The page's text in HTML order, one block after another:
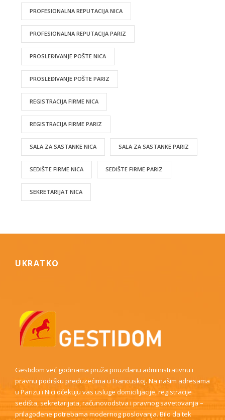
PROFESIONALNA REPUTACIJA NICA
PROFESIONALNA REPUTACIJA PARIZ
PROSLEĐIVANJE POŠTE NICA
PROSLEĐIVANJE POŠTE PARIZ
REGISTRACIJA FIRME NICA
REGISTRACIJA FIRME PARIZ
SALA ZA SASTANKE NICA SALA ZA SASTANKE PARIZ
SEDIŠTE FIRME NICA SEDIŠTE FIRME PARIZ
SEKRETARIJAT NICA
UKRATKO
Gestidom već godinama pruža pouzdanu administrativnu i
pravnu podršku preduzećima u Francuskoj. Na našim adresama
u Parizu i Nici očekuju vas usluge domicilijacije, registracije
sedišta, sekretarijata, računovodstva i pravnog savetovanja –
prilagođene potrebama modernog poslovanja. Bilo da tek